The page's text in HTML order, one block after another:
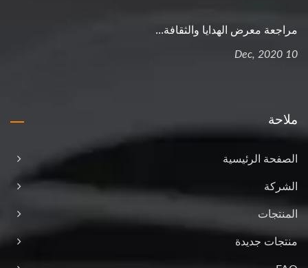
مراجعة معرض الهدايا والثقافة...
10 Dec, 2020
ملاحة
الصفحة الرئيسية
الشركة
المنتجات
منتجات جديدة